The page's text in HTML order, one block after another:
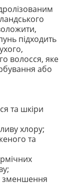
підходить
волосся, яке
або
та шкіри
хлору;
та
зменшення